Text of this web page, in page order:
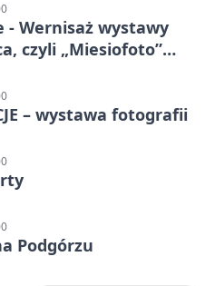
Wernisaż wystawy
czyli „Miesiofoto”
– wystawa fotografii
Podgórzu